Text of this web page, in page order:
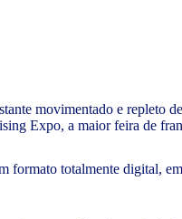
movimentado e repleto
Expo, a maior feira de
formato totalmente digital,